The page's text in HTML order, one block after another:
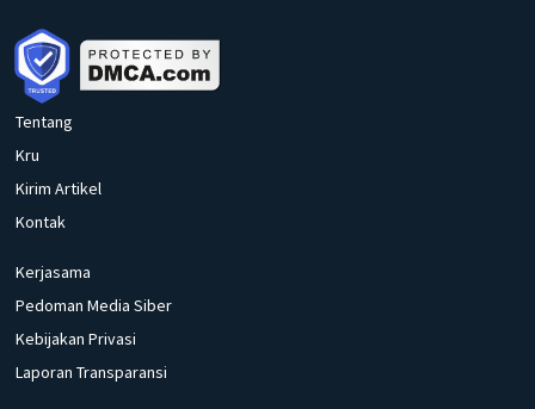
Tentang
Kru
Kirim Artikel
Kontak
Kerjasama
Pedoman Media Siber
Kebijakan Privasi
Laporan Transparansi